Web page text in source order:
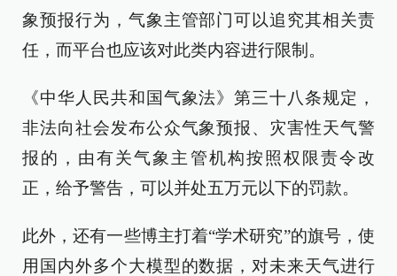
象预报行为，气象主管部门可以追究其相关责
任，而平台也应该对此类内容进行限制。
《中华人民共和国气象法》第三十八条规定，
非法向社会发布公众气象预报、灾害性天气警
报的，由有关气象主管机构按照权限责令改
正，给予警告，可以并处五万元以下的罚款。
此外，还有一些博主打着“学术研究”的旗号，使
用国内外多个大模型的数据，对未来天气进行